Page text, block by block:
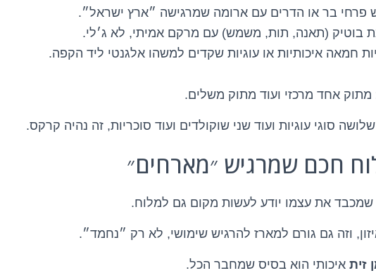
פרחי בר או הדרים עם ארומה שמרגישה ״ארץ ישראל״.
בוטיק (תאנה, תות, משמש) עם מרקם אמיתי, לא ג׳לי.
חמאה איכותיות או עוגיות שקדים למשהו אלגנטי ליד הקפה.
מתוק אחד מרכזי ועוד מתוק משלים.
סוגי עוגיות ועוד שני שוקולדים ועוד סוכריות, זה נהיה קרקס.
את עצמו יודע לעשות מקום גם למלוח.
וזה גם גורם למארז להרגיש שימושי, לא רק ״נחמד״.
זית איכותי הוא בסיס שמחבר הכל.